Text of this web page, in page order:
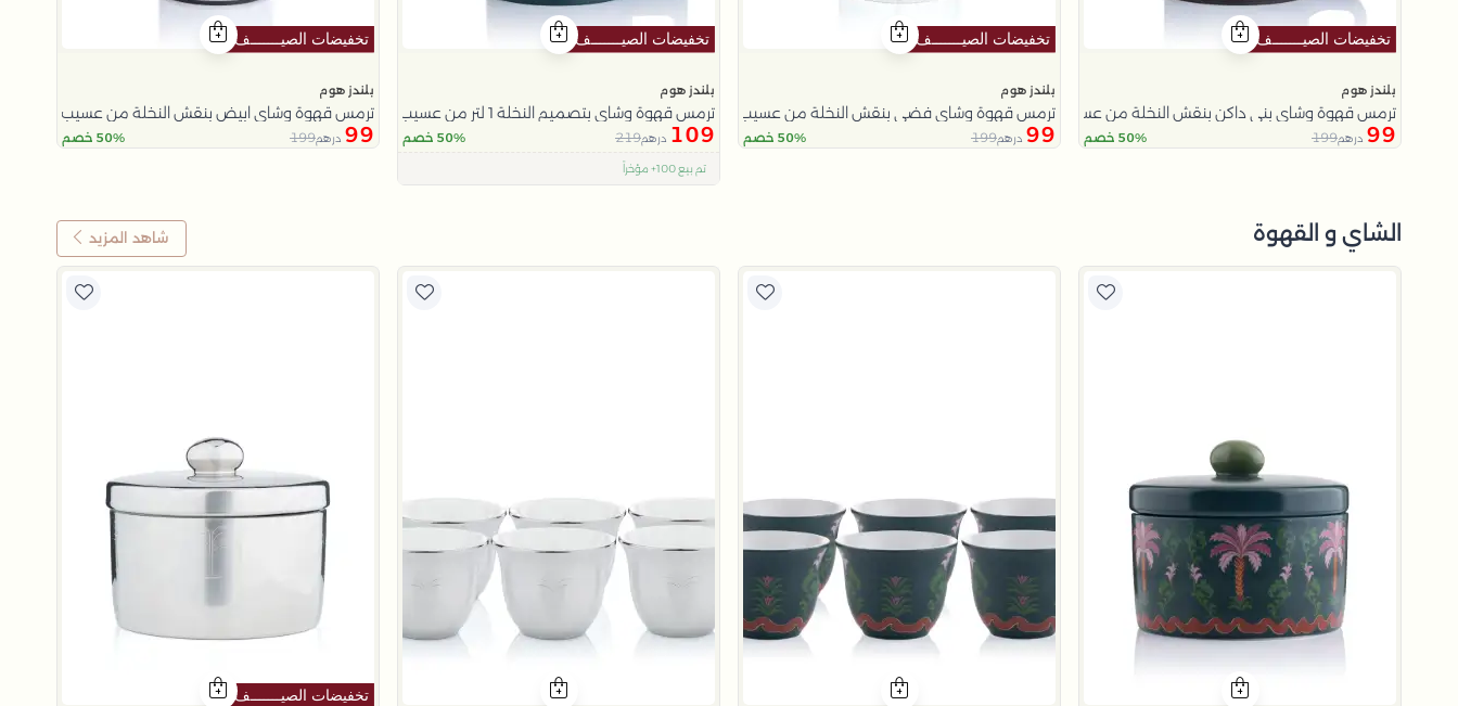
بلندز هوم
ترمس قهوة وشاي بني داكن بنقش النخلة من عسيب
99 درهم199 50% خصم
بلندز هوم
ترمس قهوة وشاي فضي بنقش النخلة من عسيب
99 درهم199 50% خصم
بلندز هوم
ترمس قهوة وشاي بتصميم النخلة 1 لتر من عسيب
109 درهم219 50% خصم
اقل سعر في 30 يوم
تم بيع 100+ مؤخراً
بلندز هوم
ترمس قهوة وشاي ابيض بنقش النخلة من عسيب
99 درهم199 50% خصم
الشاي و القهوة شاهد المزيد